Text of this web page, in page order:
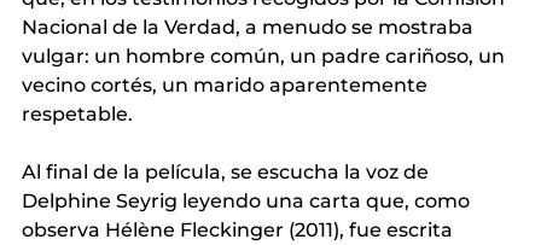
Nacional de la Verdad, a menudo se mostraba
vulgar: un hombre común, un padre cariñoso, un
vecino cortés, un marido aparentemente
respetable.
Al final de la película, se escucha la voz de
Delphine Seyrig leyendo una carta que, como
observa Hélène Fleckinger (2011), fue escrita